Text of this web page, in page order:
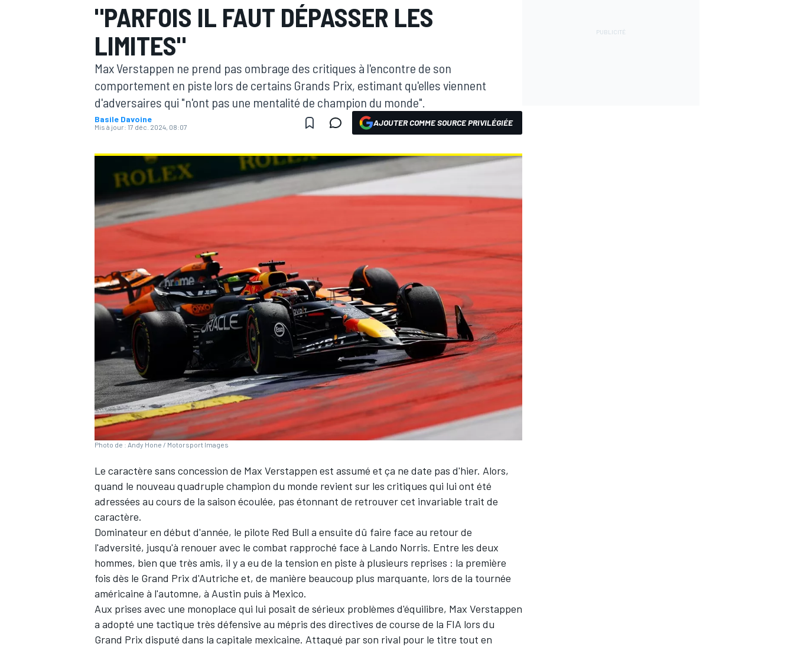
MOTOGP
WRC
WEC
"PARFOIS IL FAUT DÉPASSER LES
LIMITES"
Max Verstappen ne prend pas ombrage des critiques à l'encontre de son
comportement en piste lors de certains Grands Prix, estimant qu'elles viennent
d'adversaires qui "n'ont pas une mentalité de champion du monde".
Basile Davoine
Mis à jour: 17 déc. 2024, 08:07 AJOUTER COMME SOURCE PRIVILÉGIÉE
Photo de : Andy Hone / Motorsport Images
Le caractère sans concession de Max Verstappen est assumé et ça ne date pas d'hier. Alors,
quand le nouveau quadruple champion du monde revient sur les critiques qui lui ont été
adressées au cours de la saison écoulée, pas étonnant de retrouver cet invariable trait de
caractère.
Dominateur en début d'année, le pilote Red Bull a ensuite dû faire face au retour de
l'adversité, jusqu'à renouer avec le combat rapproché face à Lando Norris. Entre les deux
hommes, bien que très amis, il y a eu de la tension en piste à plusieurs reprises : la première
fois dès le Grand Prix d'Autriche et, de manière beaucoup plus marquante, lors de la tournée
américaine à l'automne, à Austin puis à Mexico.
Aux prises avec une monoplace qui lui posait de sérieux problèmes d'équilibre, Max Verstappen
a adopté une tactique très défensive au mépris des directives de course de la FIA lors du
Grand Prix disputé dans la capitale mexicaine. Attaqué par son rival pour le titre tout en